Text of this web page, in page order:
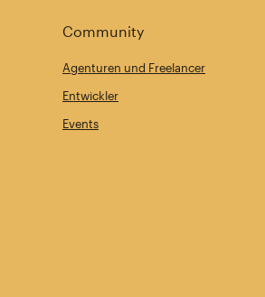
Community
Agenturen und Freelancer
Entwickler
Events